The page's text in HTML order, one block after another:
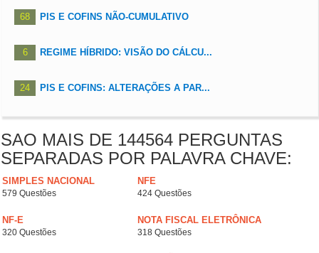
68 PIS E COFINS NÃO-CUMULATIVO
6 REGIME HÍBRIDO: VISÃO DO CÁLCU...
24 PIS E COFINS: ALTERAÇÕES A PAR...
SAO MAIS DE 144564 PERGUNTAS
SEPARADAS POR PALAVRA CHAVE:
SIMPLES NACIONAL
579 Questões
NFE
424 Questões
NF-E
320 Questões
NOTA FISCAL ELETRÔNICA
318 Questões